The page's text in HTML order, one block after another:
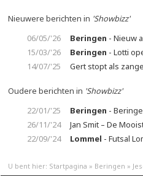
Nieuwere berichten in 'Showbizz'
06/05/'26
Beringen - Nieuw
15/03/'26
Beringen - Lotti
14/07/'25
Gert stopt als
Oudere berichten in 'Showbizz'
22/01/'25
Beringen -
26/11/'24
Jan Smit – De
22/09/'24
Lommel - Futsal
U bent hier: Startpagina » Beringen »